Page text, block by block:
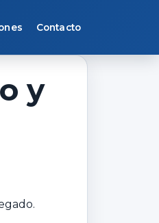
Contacto
y